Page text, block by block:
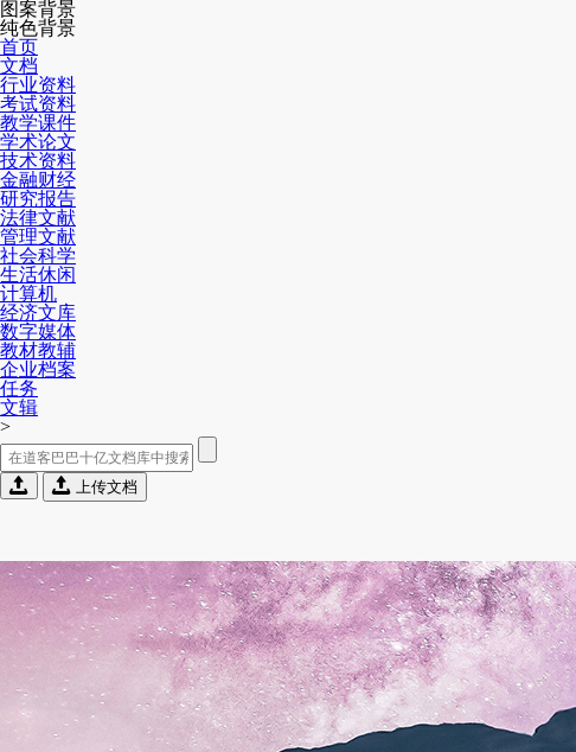
图案背景
纯色背景
首页
文档
行业资料
考试资料
教学课件
学术论文
技术资料
金融财经
研究报告
法律文献
管理文献
社会科学
生活休闲
计算机
经济文库
数字媒体
教材教辅
企业档案
任务
文辑
>
  上传文档